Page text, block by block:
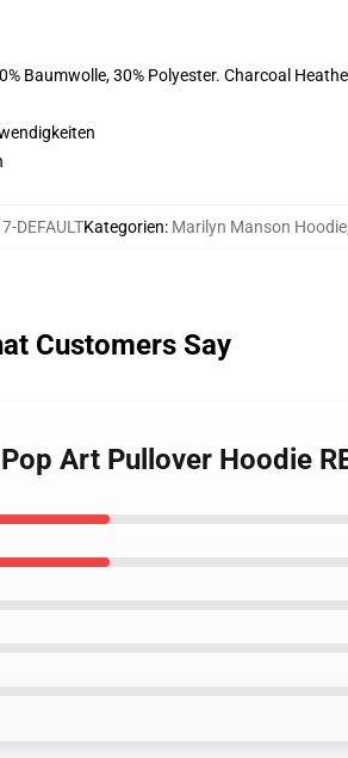
Baumwolle, 30% Polyester. Charcoal
DEFAULTKategorien: Marilyn Manson Hoodie,
Customers Say
Art Pullover Hoodie